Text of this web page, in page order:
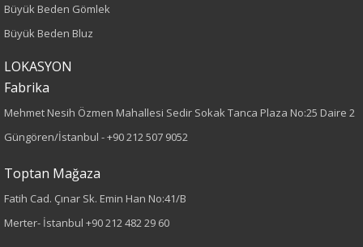
Kumaş
%98 Pamuk
%2 Elastan
Cinsiyet
Kadın
Büyük Beden Gömlek
Büyük Beden Bluz
LOKASYON
Fabrika
Mehmet Nesih Özmen Mahallesi Sedir Sokak Tanca Plaza No:25 Daire 2
Güngören/İstanbul -+90 212 507 9052
Toptan Mağaza
Fatih Cad. Çınar Sk. Emin Han No:41/B
Merter- İstanbul +90 212 482 29 60